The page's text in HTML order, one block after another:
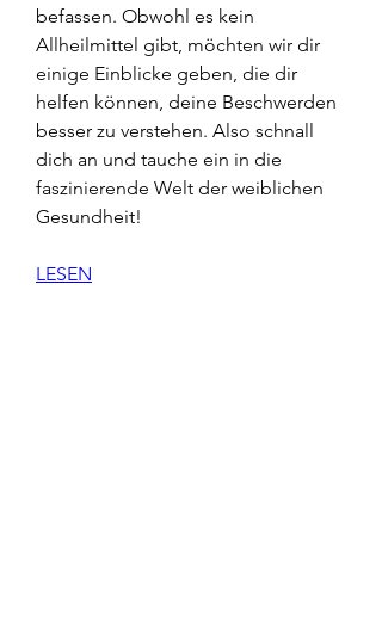
befassen. Obwohl es kein
Allheilmittel gibt, möchten wir dir
einige Einblicke geben, die dir
helfen können, deine Beschwerden
besser zu verstehen. Also schnall
dich an und tauche ein in die
faszinierende Welt der weiblichen
Gesundheit!
LESEN